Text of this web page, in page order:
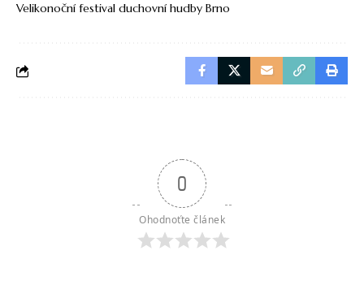
Velikonoční festival duchovní hudby Brno
0
Ohodnoťte článek